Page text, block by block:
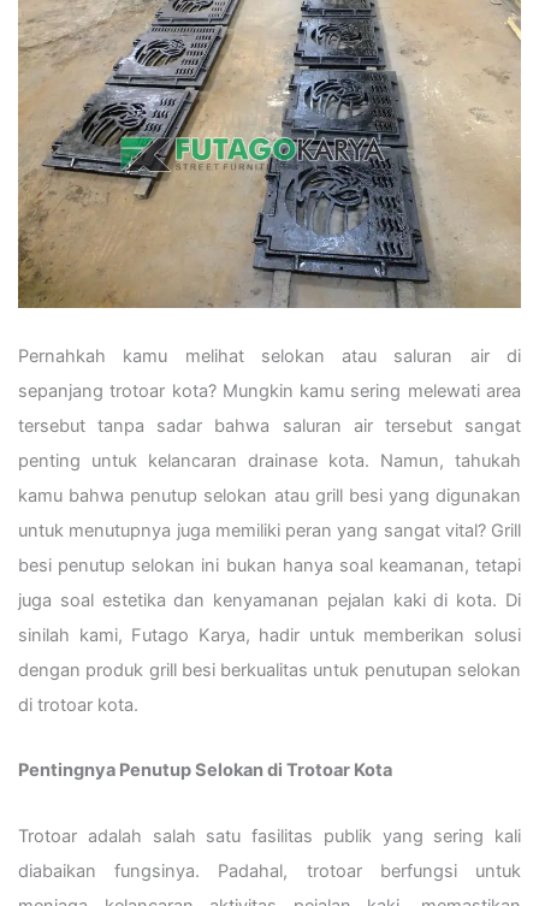
Pernahkah kamu melihat selokan atau saluran air di
sepanjang trotoar kota? Mungkin kamu sering melewati area
tersebut tanpa sadar bahwa saluran air tersebut sangat
penting untuk kelancaran drainase kota. Namun, tahukah
kamu bahwa penutup selokan atau grill besi yang digunakan
untuk menutupnya juga memiliki peran yang sangat vital? Grill
besi penutup selokan ini bukan hanya soal keamanan, tetapi
juga soal estetika dan kenyamanan pejalan kaki di kota. Di
sinilah kami, Futago Karya, hadir untuk memberikan solusi
dengan produk grill besi berkualitas untuk penutupan selokan
di trotoar kota.
Pentingnya Penutup Selokan di Trotoar Kota
Trotoar adalah salah satu fasilitas publik yang sering kali
diabaikan fungsinya. Padahal, trotoar berfungsi untuk